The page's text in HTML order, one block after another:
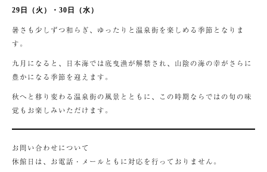
29日（火）・30日（水）
暑さも少しずつ和らぎ、ゆったりと温泉街を楽しめる季節となりま
す。
九月になると、日本海では底曳漁が解禁され、山陰の海の幸がさらに
豊かになる季節を迎えます。
秋へと移り変わる温泉街の風景とともに、この時期ならではの旬の味
覚もお楽しみいただけます。
お問い合わせについて
休館日は、お電話・メールともに対応を行っておりません。